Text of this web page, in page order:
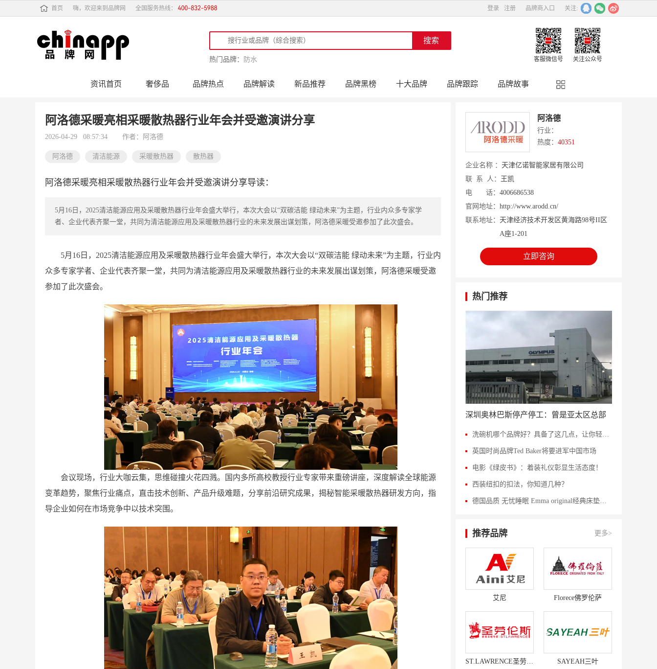
首页 嗨，欢迎来到品牌网 全国服务热线： 登录 注册 品牌商入口 关注:
热门品牌： 防水 客服微信号 关注公众号
资讯首页 奢侈品 品牌热点 品牌解读 新品推荐 品牌黑榜 十大品牌 品牌跟踪 品牌故事
阿洛德采暖亮相采暖散热器行业年会并受邀演讲分享
2026-04-29 08:57:34 作者：阿洛德
阿洛德 清洁能源 采暖散热器 散热器
阿洛德采暖亮相采暖散热器行业年会并受邀演讲分享导读：
5月16日，2025清洁能源应用及采暖散热器行业年会盛大举行，本次大会以“双碳洁能 绿动未来”为主题，行业内众多专家学
者、企业代表齐聚一堂，共同为清洁能源应用及采暖散热器行业的未来发展出谋划策，阿洛德采暖受邀参加了此次盛会。
5月16日，2025清洁能源应用及采暖散热器行业年会盛大举行，本次大会以“双碳洁能 绿动未来”为主题，行业内
众多专家学者、企业代表齐聚一堂，共同为清洁能源应用及采暖散热器行业的未来发展出谋划策，阿洛德采暖受邀
参加了此次盛会。
会议现场，行业大咖云集，思维碰撞火花四溅。国内多所高校教授行业专家带来重磅讲座，深度解读全球能源
变革趋势，聚焦行业痛点，直击技术创新、产品升级难题，分享前沿研究成果，揭秘智能采暖散热器研发方向，指
导企业如何在市场竞争中以技术突围。
阿洛德
行业：
热度： 40351
企业名称 ： 天津亿诺智能家居有限公司
联 系 人：
王凯
电 话： 4006686538
官网地址： http://www.arodd.cn/
联系地址： 天津经济技术开发区黄海路98号II区
A座1-201
立即咨询
热门推荐
深圳奥林巴斯停产停工：曾是亚太区总部
洗碗机哪个品牌好？具备了这几点，让你轻松当个甩手掌柜
英国时尚品牌Ted Baker将要进军中国市场
电影《绿皮书》：着装礼仪彰显生活态度！
西装纽扣的扣法，你知道几种？
德国品质 无忧睡眠 Emma original经典床垫评测
推荐品牌 更多>
艾尼 Florece佛罗伦萨
ST.LAWRENCE圣劳伦斯 SAYEAH三叶